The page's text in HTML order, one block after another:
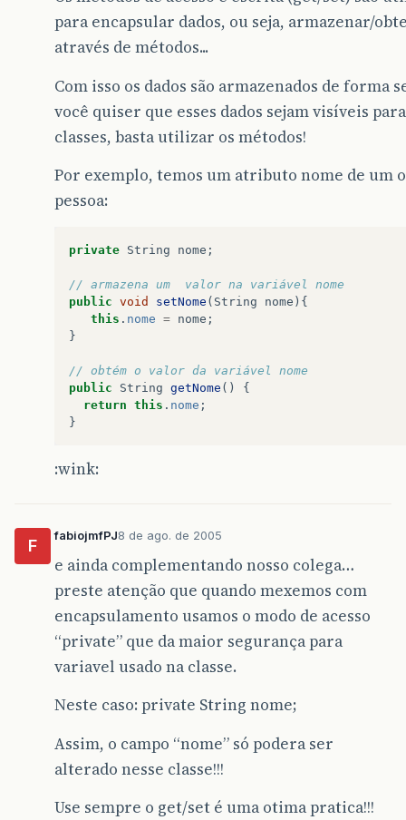
para encapsular dados, ou seja, armazenar/
através de métodos...
Com isso os dados são armazenados de forma
você quiser que esses dados sejam visíveis
classes, basta utilizar os métodos!
Por exemplo, temos um atributo nome de um
pessoa:
private String nome ;
// armazena um  valor na variável nome
public void setNome ( String nome ){
this . nome = nome ;
}
// obtém o valor da variável nome
public
String getNome ()
{
return this . nome ;
}
:wink:
F
fabiojmfPJ8 de ago. de 2005
e ainda complementando nosso colega…
preste atenção que quando mexemos com
encapsulamento usamos o modo de acesso
“private” que da maior segurança para
variavel usado na classe.
Neste caso: private String nome;
Assim, o campo “nome” só podera ser
alterado nesse classe!!!
Use sempre o get/set é uma otima pratica!!!